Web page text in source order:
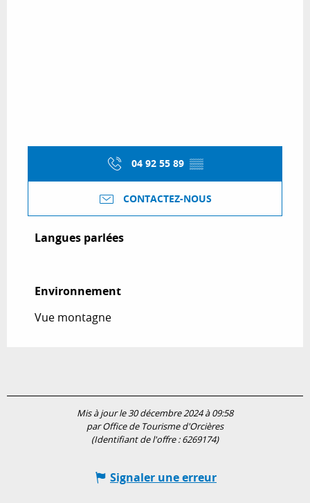
04 92 55 89 ▒▒
CONTACTEZ-NOUS
Langues parlées
Langues parlées
Environnement
Environnement
Vue montagne
Mis à jour le 30 décembre 2024 à 09:58
par Office de Tourisme d'Orcières
(Identifiant de l'offre :6269174)
Signaler une erreur